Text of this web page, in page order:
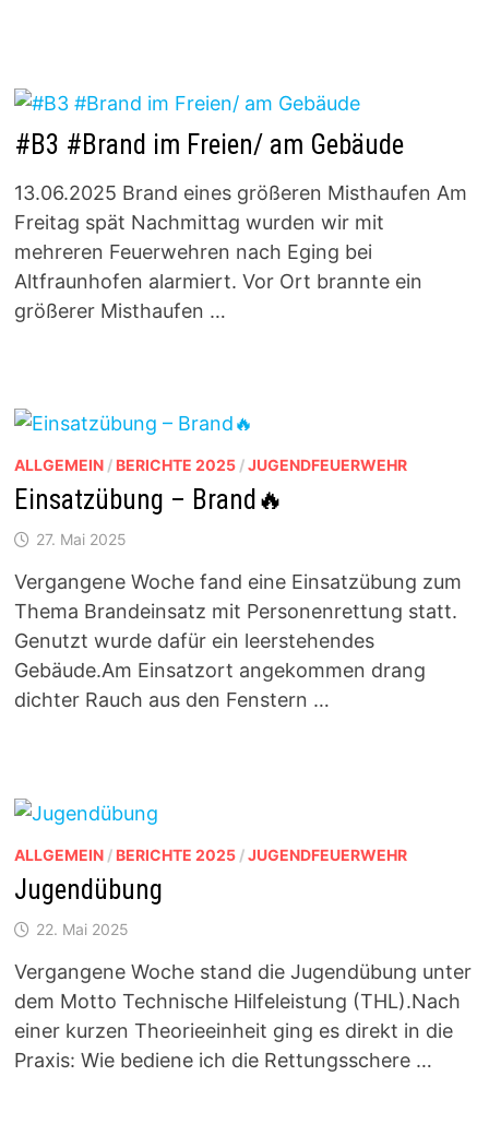
#B3 #Brand im Freien/ am Gebäude
13.06.2025 Brand eines größeren Misthaufen Am
Freitag spät Nachmittag wurden wir mit
mehreren Feuerwehren nach Eging bei
Altfraunhofen alarmiert. Vor Ort brannte ein
größerer Misthaufen …
ALLGEMEIN/ BERICHTE 2025/JUGENDFEUERWEHR
Einsatzübung – Brand🔥
27. Mai 2025
Vergangene Woche fand eine Einsatzübung zum
Thema Brandeinsatz mit Personenrettung statt.
Genutzt wurde dafür ein leerstehendes
Gebäude.Am Einsatzort angekommen drang
dichter Rauch aus den Fenstern …
ALLGEMEIN/ BERICHTE 2025/JUGENDFEUERWEHR
Jugendübung
22. Mai 2025
Vergangene Woche stand die Jugendübung unter
dem Motto Technische Hilfeleistung (THL).Nach
einer kurzen Theorieeinheit ging es direkt in die
Praxis: Wie bediene ich die Rettungsschere …